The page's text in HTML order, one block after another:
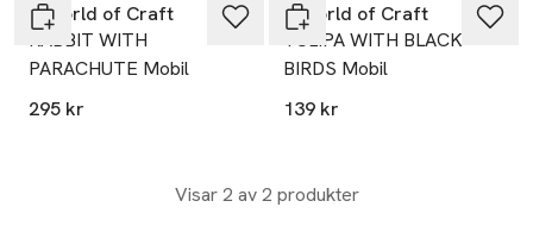
A World of Craft
RABBIT WITH
PARACHUTE Mobil
295 kr
A World of Craft
TULIPA WITH BLACK
BIRDS Mobil
139 kr
Visar 2 av 2 produkter